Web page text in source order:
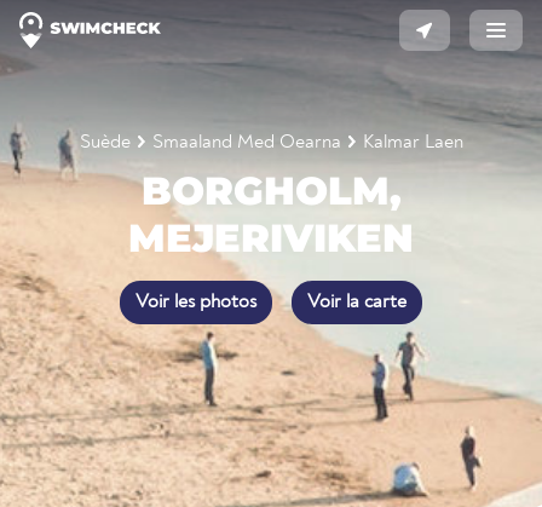
Suède Smaaland Med Oearna Kalmar Laen
BORGHOLM,
MEJERIVIKEN
Voir les photos Voir la carte